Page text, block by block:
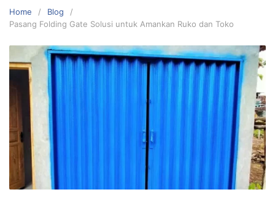
Home
Blog
Pasang Folding Gate Solusi untuk Amankan Ruko dan Toko